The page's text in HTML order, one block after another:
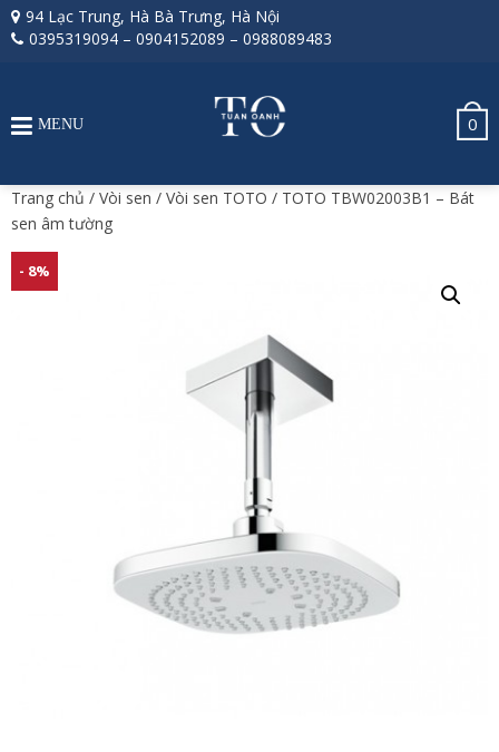
94 Lạc Trung, Hà Bà Trưng, Hà Nội
0395319094 – 0904152089 – 0988089483
0
MENU
Trang chủ / Vòi sen / Vòi sen TOTO / TOTO TBW02003B1 – Bát
sen âm tường
- 8%